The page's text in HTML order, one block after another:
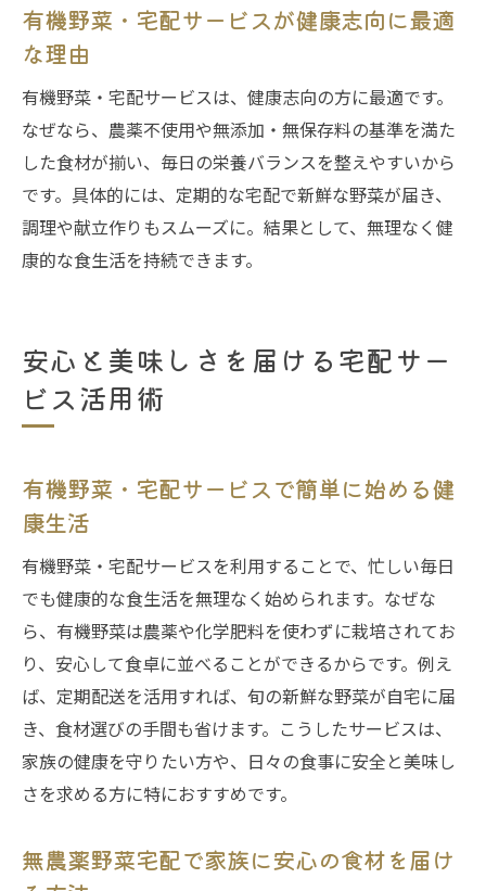
用法
案
自然農法野菜宅配と無添加食品の組み合わ
せ術
有機野菜・宅配サービスが変える毎日の食
習慣
サステナブルな暮らしに宅配野菜が最適な理由
自然農法野菜宅配を続けて未来の地球を守
る方法
宅配サービスでできる食品ロス削減のアイ
有機野菜・宅配サービスが地域社会に与え
る良い影響
エコな生活に一歩近づく有機野菜宅配の活
用法
旬の有機野菜を楽しむ大阪府の新提案
有機野菜・宅配サービスで旬の味覚を満喫
する方法
自然農法野菜宅配とサブスクで広がる食卓
有機野菜・宅配サービスが健康志向に最適
な理由
有機野菜・宅配サービスは、健康志向の方に最適です。
なぜなら、農薬不使用や無添加・無保存料の基準を満た
した食材が揃い、毎日の栄養バランスを整えやすいから
です。具体的には、定期的な宅配で新鮮な野菜が届き、
調理や献立作りもスムーズに。結果として、無理なく健
康的な食生活を持続できます。
安心と美味しさを届ける宅配サー
ビス活用術
有機野菜・宅配サービスで簡単に始める健
康生活
有機野菜・宅配サービスを利用することで、忙しい毎日
でも健康的な食生活を無理なく始められます。なぜな
ら、有機野菜は農薬や化学肥料を使わずに栽培されてお
り、安心して食卓に並べることができるからです。例え
ば、定期配送を活用すれば、旬の新鮮な野菜が自宅に届
き、食材選びの手間も省けます。こうしたサービスは、
家族の健康を守りたい方や、日々の食事に安全と美味し
さを求める方に特におすすめです。
無農薬野菜宅配で家族に安心の食材を届け